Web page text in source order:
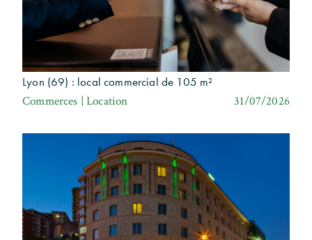
Lyon (69) : local commercial de 105 m²
Commerces | Location 31/07/2026